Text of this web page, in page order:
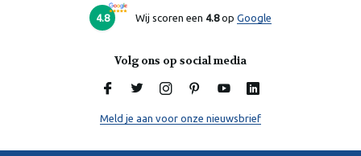
4.8 Wij scoren een 4.8op Google
Volg ons op social media
Meld je aan voor onze nieuwsbrief